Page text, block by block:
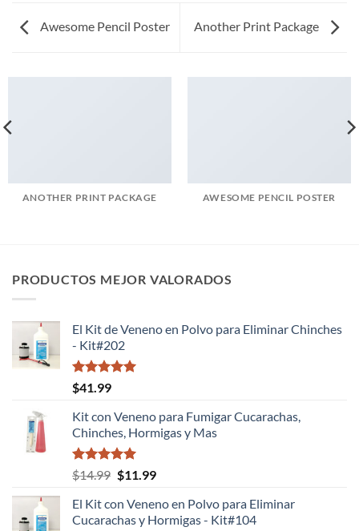
Awesome Pencil Poster Another Print Package
ANOTHER PRINT PACKAGE AWESOME PENCIL POSTER
PRODUCTOS MEJOR VALORADOS
El Kit de Veneno en Polvo para Eliminar Chinches
- Kit#202
Valorado
con
de 5
$41.99
Kit con Veneno para Fumigar Cucarachas,
Chinches, Hormigas y Mas
Valorado
con
de 5
$14.99 El
original
era:
$11.99El
actual
es:
El Kit con Veneno en Polvo para Eliminar
Cucarachas y Hormigas - Kit#104